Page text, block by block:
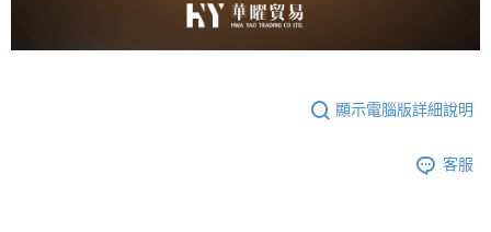
顯示電腦版詳細說明
客服